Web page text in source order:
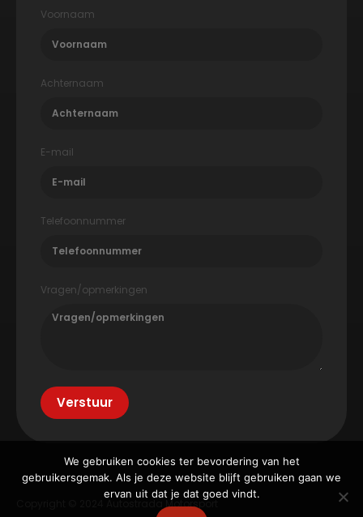
Voornaam
Achternaam
E-mail
Telefoonnummer
Vragen/opmerkingen
Verstuur
Copyright © 2024 Autostrada Motorsport
We gebruiken cookies ter bevordering van het
gebruikersgemak. Als je deze website blijft gebruiken gaan we
ervan uit dat je dat goed vindt.